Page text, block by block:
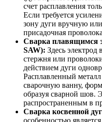
счет расплавления
Если требуется
зону дуги вручную
присадочная
Сварка плавящимся
SAW): Здесь электрод
стержня или
действием дуги
Расплавленный металл
сварочную ванну,
образуя сварной шов.
распространенным в
Сварка косвенной
особенностью